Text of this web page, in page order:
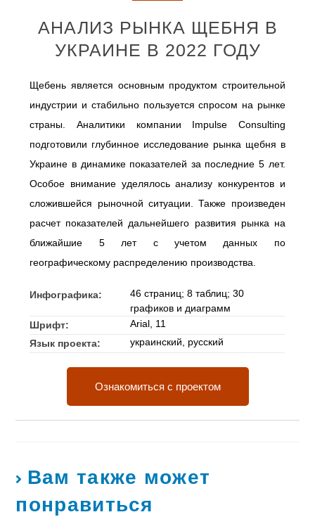
АНАЛИЗ РЫНКА ЩЕБНЯ В
УКРАИНЕ В 2022 ГОДУ
Щебень является основным продуктом строительной
индустрии и стабильно пользуется спросом на рынке
страны. Аналитики компании Impulse Consulting
подготовили глубинное исследование рынка щебня в
Украине в динамике показателей за последние 5 лет.
Особое внимание уделялось анализу конкурентов и
сложившейся рыночной ситуации. Также произведен
расчет показателей дальнейшего развития рынка на
ближайшие 5 лет с учетом данных по
географическому распределению производства.
Инфографика:
46 страниц; 8 таблиц; 30
графиков и диаграмм
Шрифт:
Arial, 11
Язык проекта:
украинский, русский
Ознакомиться с проектом
Вам также может
понравиться